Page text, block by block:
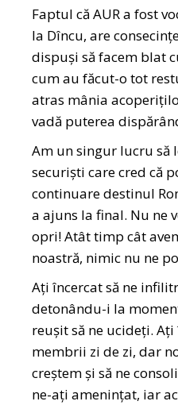
Faptul că AUR a fost
la Dîncu, are
dispuși să facem blat
cum au făcut-o tot
atras mânia
vadă puterea
Am un singur lucru să
securiști care cred că
continuare destinul
a ajuns la final. Nu ne
opri! Atât timp cât
noastră, nimic nu ne
Ați încercat să ne
detonându-i la
reușit să ne ucideți.
membrii zi de zi, dar
creștem și să ne
ne-ați amenințat, iar